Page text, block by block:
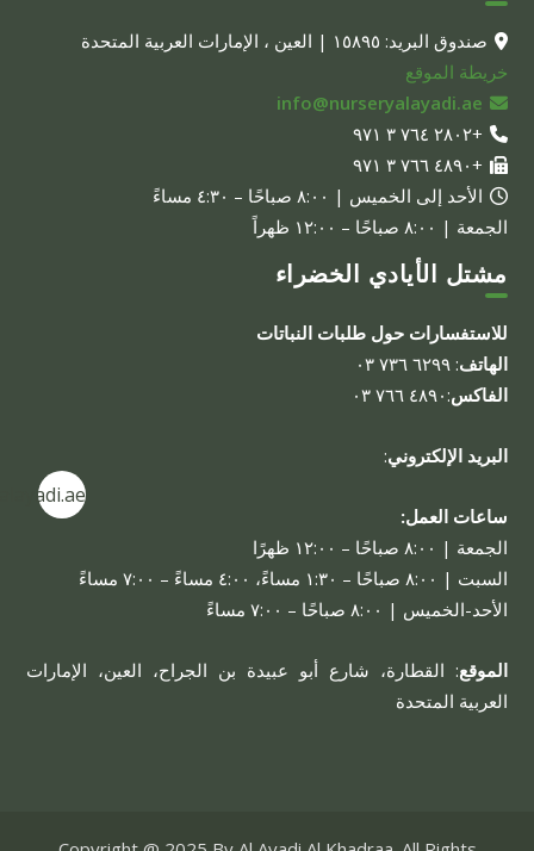
صندوق البريد: ١٥٨٩٥ | العين ، الإمارات العربية المتحدة
خريطة الموقع
info@nurseryalayadi.ae
+٢٨٠٢ ٧٦٤ ٣ ٩٧١
+٤٨٩٠ ٧٦٦ ٣ ٩٧١
الأحد إلى الخميس | ٨:٠٠ صباحًا – ٤:٣٠ مساءً
الجمعة | ٨:٠٠ صباحًا – ١٢:٠٠ ظهراً
مشتل الأيادي الخضراء
للاستفسارات حول طلبات النباتات
الهاتف: ٦٢٩٩ ٧٣٦ ٠٣
الفاكس:٤٨٩٠ ٧٦٦ ٠٣
البريد الإلكتروني:
ساعات العمل:
الجمعة | ٨:٠٠ صباحًا – ١٢:٠٠ ظهرًا
السبت | ٨:٠٠ صباحًا – ١:٣٠ مساءً، ٤:٠٠ مساءً – ٧:٠٠ مساءً
الأحد-الخميس | ٨:٠٠ صباحًا – ٧:٠٠ مساءً
الموقع: القطارة، شارع أبو عبيدة بن الجراح، العين، الإمارات
العربية المتحدة